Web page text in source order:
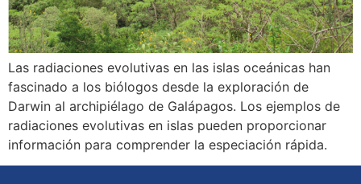
Las radiaciones evolutivas en las islas oceánicas han
fascinado a los biólogos desde la exploración de
Darwin al archipiélago de Galápagos. Los ejemplos de
radiaciones evolutivas en islas pueden proporcionar
información para comprender la especiación rápida.